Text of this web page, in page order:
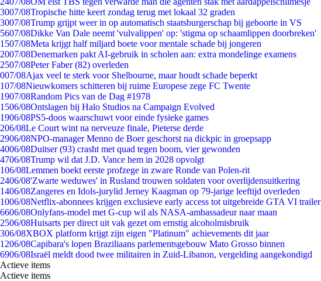
3007/08Tropische hitte keert zondag terug met lokaal 32 graden
3007/08Trump grijpt weer in op automatisch staatsburgerschap bij geboorte in VS
5607/08Dikke Van Dale neemt 'vulvalippen' op: 'stigma op schaamlippen doorbreken'
1507/08Meta krijgt half miljard boete voor mentale schade bij jongeren
2007/08Denemarken pakt AI-gebruik in scholen aan: extra mondelinge examens
2507/08Peter Faber (82) overleden
007/08Ajax veel te sterk voor Shelbourne, maar houdt schade beperkt
107/08Nieuwkomers schitteren bij ruime Europese zege FC Twente
1907/08Random Pics van de Dag #1978
1506/08Ontslagen bij Halo Studios na Campaign Evolved
1906/08PS5-doos waarschuwt voor einde fysieke games
206/08Le Court wint na nerveuze finale, Pieterse derde
2906/08NPO-manager Menno de Boer geschorst na dickpic in groepsapp
4006/08Duitser (93) crasht met quad tegen boom, vier gewonden
4706/08Trump wil dat J.D. Vance hem in 2028 opvolgt
106/08Lemmen boekt eerste profzege in zware Ronde van Polen-rit
2406/08'Zwarte weduwes' in Rusland trouwen soldaten voor overlijdensuitkering
1406/08Zangeres en Idols-jurylid Jerney Kaagman op 79-jarige leeftijd overleden
1006/08Netflix-abonnees krijgen exclusieve early access tot uitgebreide GTA VI trailer
6606/08Onlyfans-model met G-cup wil als NASA-ambassadeur naar maan
2506/08Huisarts per direct uit vak gezet om ernstig alcoholmisbruik
306/08XBOX platform krijgt zijn eigen "Platinum" achievements dit jaar
1206/08Capibara's lopen Braziliaans parlementsgebouw Mato Grosso binnen
6906/08Israël meldt dood twee militairen in Zuid-Libanon, vergelding aangekondigd
Actieve items
Actieve items